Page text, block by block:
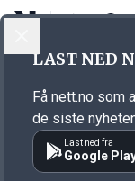
Annonsørinnhold
LAST NED
Få nett.no som
de siste
Last ned fra
Google